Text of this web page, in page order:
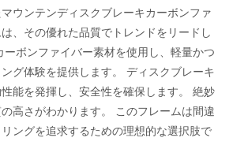
ウンテンディスクブレーキカーボンファ
、その優れた品質でトレンドをリードし
ボンファイバー素材を使用し、軽量かつ
グ体験を提供します。 ディスクブレーキ
能を発揮し、安全性を確保します。 絶妙
高さがわかります。 このフレームは間違
ングを追求するための理想的な選択肢で